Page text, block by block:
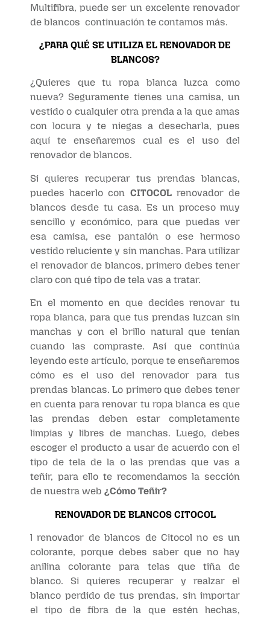
Multifibra, puede ser un excelente renovador
de blancos continuación te contamos más.
¿PARA QUÉ SE UTILIZA EL RENOVADOR DE
BLANCOS?
¿Quieres que tu ropa blanca luzca como
nueva? Seguramente tienes una camisa, un
vestido o cualquier otra prenda a la que amas
con locura y te niegas a desecharla, pues
aquí te enseñaremos cual es el uso del
renovador de blancos.
Si quieres recuperar tus prendas blancas,
puedes hacerlo con CITOCOLrenovador de
blancos desde tu casa. Es un proceso muy
sencillo y económico, para que puedas ver
esa camisa, ese pantalón o ese hermoso
vestido reluciente y sin manchas. Para utilizar
el renovador de blancos, primero debes tener
claro con qué tipo de tela vas a tratar.
En el momento en que decides renovar tu
ropa blanca, para que tus prendas luzcan sin
manchas y con el brillo natural que tenían
cuando las compraste. Así que continúa
leyendo este artículo, porque te enseñaremos
cómo es el uso del renovador para tus
prendas blancas. Lo primero que debes tener
en cuenta para renovar tu ropa blanca es que
las prendas deben estar completamente
limpias y libres de manchas. Luego, debes
escoger el producto a usar de acuerdo con el
tipo de tela de la o las prendas que vas a
teñir, para ello te recomendamos la sección
de nuestra web ¿Cómo Teñir?
RENOVADOR DE BLANCOS CITOCOL
l renovador de blancos de Citocol no es un
colorante, porque debes saber que no hay
anilina colorante para telas que tiña de
blanco. Si quieres recuperar y realzar el
blanco perdido de tus prendas, sin importar
el tipo de fibra de la que estén hechas,